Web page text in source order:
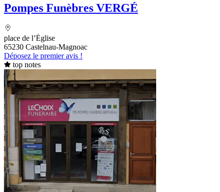
Pompes Funèbres VERGÉ
place de l’Église
65230 Castelnau-Magnoac
Déposez le premier avis !
top notes